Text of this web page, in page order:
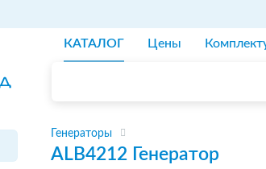
КАТАЛОГ Цены
Генераторы
ALB4212 Генератор